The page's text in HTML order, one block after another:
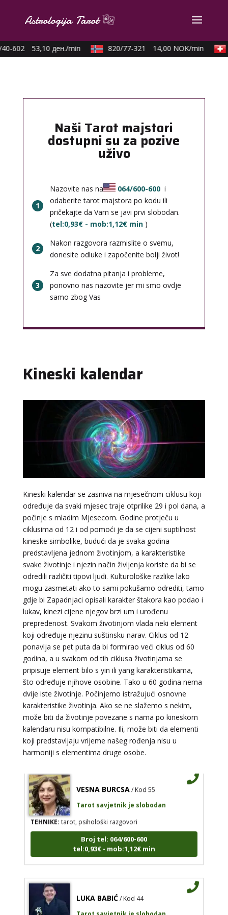
602 53,10 ден./min 820/77-321 14,00 NOK/min
Naši Tarot majstori
dostupni su za pozive
uživo
1
Nazovite nas na 064/600-600 i
odaberite tarot majstora po kodu ili
pričekajte da Vam se javi prvi slobodan.
(tel:0,93€ - mob:1,12€ min )
2
Nakon razgovora razmislite o svemu,
donesite odluke i započenite bolji život!
3
Za sve dodatna pitanja i probleme,
ponovno nas nazovite jer mi smo ovdje
samo zbog Vas
Kineski kalendar
Kineski kalendar se zasniva na mjesečnom ciklusu koji
određuje da svaki mjesec traje otprilike 29 i pol dana, a
počinje s mladim Mjesecom. Godine protječu u
ciklusima od 12 i od pomoći je da se cijeni suptilnost
kineske simbolike, budući da je svaka godina
predstavljena jednom životinjom, a karakteristike
svake životinje i njezin način življenja koriste da bi se
odredili različiti tipovi ljudi. Kulturološke razlike lako
mogu zasmetati ako to sami pokušamo odrediti, tamo
gdje bi Zapadnjaci opisali karakter štakora kao podao i
lukav, kinezi cijene njegov brzi um i urođenu
prepredenost. Svakom životinjom vlada neki element
koji određuje njezinu suštinsku narav. Ciklus od 12
ponavlja se pet puta da bi formirao veći ciklus od 60
godina, a u svakom od tih ciklusa životinjama se
pripisuje element bilo s yin ili yang karakteristikama,
što određuje njihove osobine. Tako u 60 godina nema
dvije iste životinje. Počinjemo istražujući osnovne
karakteristike životinja. Ako se ne slažemo s nekim,
može biti da životinje povezane s nama po kineskom
kalendaru nisu kompatibilne. Ili, može biti da elementi
koji predstavljaju vrijeme našeg rođenja nisu u
harmoniji s elementima druge osobe.
VIKTORIJA/ Kod 369
Tarot savjetnik je zauzet
TEHNIKE:astrologija, numerologija, tarot, radiestezija
Broj tel: 064/600-600
tel:0,93€ - mob:1,12€ min
ELA / Kod 151
Tarot savjetnik je zauzet
TEHNIKE:astrologija, tarot, numerološki tarot, visak, feng
shui numerologija, anđeoski brojevi, tumačenje snova,
rune, kristali, reiki, terapija bojama, anđeoske karte,
iscjeljivanje anđeoskim energijama
Broj tel: 064/600-600
tel:0,93€ - mob:1,12€ min
/ Kod 55
Tarot savjetnik je slobodan
TEHNIKE:tarot, psihološki razgovori
Broj tel: 064/600-600
tel:0,93€ - mob:1,12€ min
LUKA BABIĆ
/ Kod 44
Tarot savjetnik je slobodan